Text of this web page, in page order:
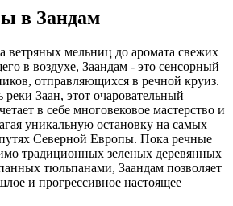
в Зандам
ветряных мельниц до аромата свежих
в воздухе, Заандам - это сенсорный
отправляющихся в речной круиз.
Заан, этот очаровательный
в себе многовековое мастерство и
уникальную остановку на самых
Северной Европы. Пока речные
традиционных зеленых деревянных
тюльпанами, Заандам позволяет
и прогрессивное настоящее